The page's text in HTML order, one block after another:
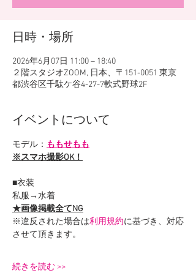
日時・場所
2026年6月07日 11:00 – 18:40
２階スタジオZOOM, 日本、〒151-0051 東京
都渋谷区千駄ケ谷4-27-7軟式野球2F
イベントについて
モデル： ももせもも
※スマホ撮影OK！
■衣装
私服→水着
★画像掲載全てNG
※違反された場合は利用規約に基づき、対応
させて頂きます。
続きを読む >>